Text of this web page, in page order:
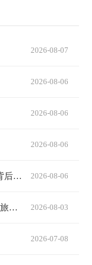
2026-08-07
2026-08-06
2026-08-06
2026-08-06
成都高铁招聘网 | 智慧铁路服务升级，背后更需要有温度的你 2026-08-06
成都铁路枢纽扩能改造工程主体完工 年旅客吞吐量将突破1.2亿人次 2026-08-03
2026-07-08